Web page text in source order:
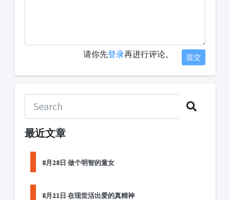
请你先登录再进行评论。 提交
最近文章
8月28日 做个明智的童女
8月21日 在现世活出爱的真精神